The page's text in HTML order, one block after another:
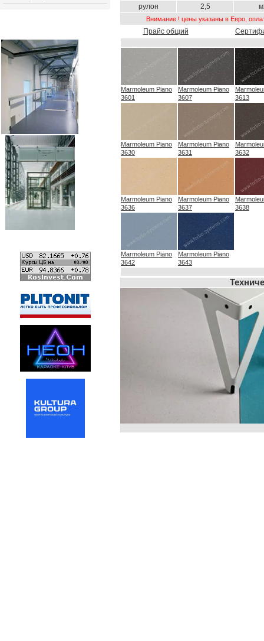
рулон
2,5
Внимание ! цены указаны в Евро,
Прайс общий
Marmoleum Piano
3601
Marmoleum Piano
3607
3613
Marmoleum Piano
3630
Marmoleum Piano
3631
3632
Marmoleum Piano
3636
Marmoleum Piano
3637
3638
Marmoleum Piano
3642
Marmoleum Piano
3643